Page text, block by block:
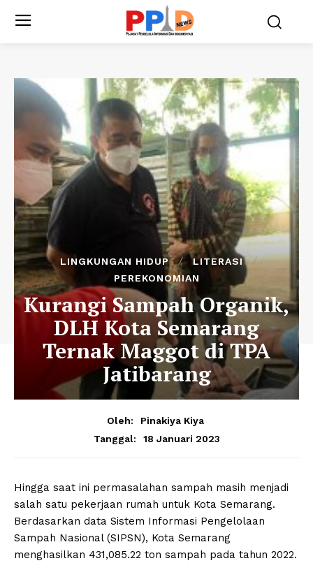
LINGKUNGAN HIDUP
LITERASI
PEREKONOMIAN
Kurangi Sampah Organik,
DLH Kota Semarang
Ternak Maggot di TPA
Jatibarang
Oleh:
Pinakiya Kiya
Tanggal:
18 Januari 2023
Hingga saat ini permasalahan sampah masih menjadi
salah satu pekerjaan rumah untuk Kota Semarang.
Berdasarkan data Sistem Informasi Pengelolaan
Sampah Nasional (SIPSN), Kota Semarang
menghasilkan 431,085.22 ton sampah pada tahun 2022.